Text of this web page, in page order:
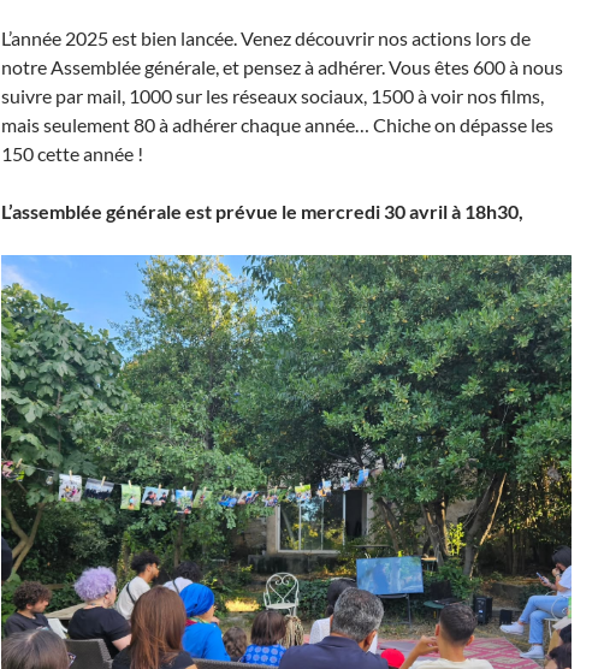
L’année 2025 est bien lancée. Venez découvrir nos actions lors de
notre Assemblée générale, et pensez à adhérer. Vous êtes 600 à nous
suivre par mail, 1000 sur les réseaux sociaux, 1500 à voir nos films,
mais seulement 80 à adhérer chaque année… Chiche on dépasse les
150 cette année !
L’assemblée générale est prévue le mercredi 30 avril à 18h30,